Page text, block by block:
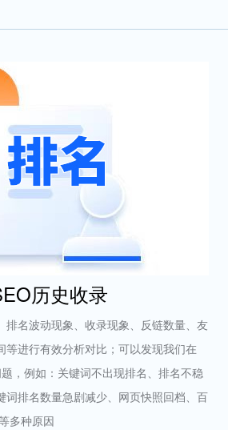
历史收录
排名波动现象、收录现象、反链数量、友
等进行有效分析对比；可以发现我们在
，例如：关键词不出现排名、排名不稳
词排名数量急剧减少、网页快照回档、百
多种原因